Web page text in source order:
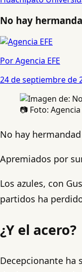
No hay
Por Agencia EFE
24 de septiembre de
📷 Foto:
No hay
Apremiados por
Los azules, con
partidos ha
¿Y el acero?
Decepcionante ha